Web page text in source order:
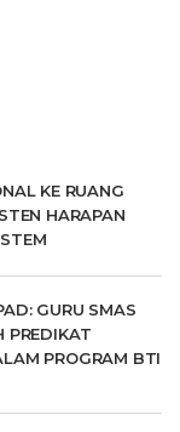
KE RUANG
HARAPAN
GURU SMAS
PREDIKAT
PROGRAM BTI